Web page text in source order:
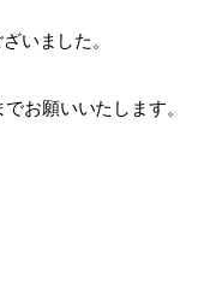
いました。
お願いいたします。